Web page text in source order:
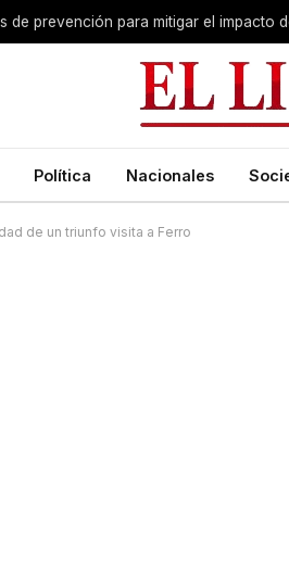
de prevención para mitigar el impacto
Política Nacionales
de un triunfo visita a Ferro